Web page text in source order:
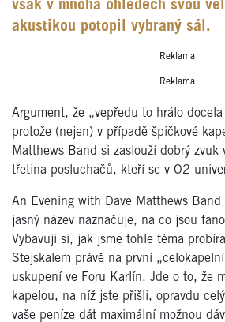
však v mnoha ohledech svou
akustikou potopil vybraný sál.
Reklama
Reklama
Argument, že „vepředu to hrálo
protože (nejen) v případě špičkové
Matthews Band si zaslouží dobrý zvuk
třetina posluchačů, kteří se v O2
An Evening with Dave Matthews
jasný název naznačuje, na co jsou
Vybavuji si, jak jsme tohle téma
Stejskalem právě na první
uskupení ve Foru Karlín. Jde o to, že
kapelou, na níž jste přišli, opravdu
vaše peníze dát maximální možnou